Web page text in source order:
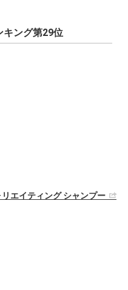
キング第29位
エイティング シャンプー